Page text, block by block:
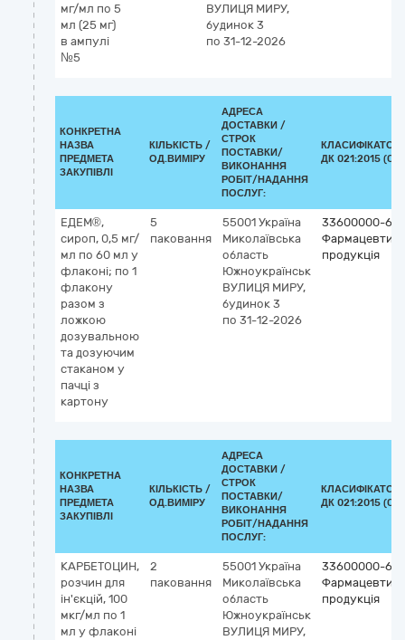
мг/мл по 5
мл (25 мг)
в ампулі
№5
ВУЛИЦЯ МИРУ,
будинок 3
по 31-12-2026
КОНКРЕТНА
НАЗВА
ПРЕДМЕТА
ЗАКУПІВЛІ
КІЛЬКІСТЬ /
ОД.ВИМІРУ
АДРЕСА
ДОСТАВКИ /
СТРОК
ПОСТАВКИ/
ВИКОНАННЯ
РОБІТ/НАДАННЯ
ПОСЛУГ:
КЛАСИФІКАТОР
ДК 021:2015
ЕДЕМ®,
сироп, 0,5 мг/
мл по 60 мл у
флаконі; по 1
флакону
разом з
ложкою
дозувальною
та дозуючим
стаканом у
пачці з
картону
5
паковання
55001 Україна
Миколаївська
область
Южноукраїнськ
ВУЛИЦЯ МИРУ,
будинок 3
по 31-12-2026
33600000-6
продукція
КОНКРЕТНА
НАЗВА
ПРЕДМЕТА
ЗАКУПІВЛІ
КІЛЬКІСТЬ /
ОД.ВИМІРУ
АДРЕСА
ДОСТАВКИ /
СТРОК
ПОСТАВКИ/
ВИКОНАННЯ
РОБІТ/НАДАННЯ
ПОСЛУГ:
КЛАСИФІКАТОР
ДК 021:2015
КАРБЕТОЦИН,
розчин для
ін'єкцій, 100
мкг/мл по 1
мл у флаконі
2
паковання
55001 Україна
Миколаївська
область
Южноукраїнськ
ВУЛИЦЯ МИРУ,
33600000-6
продукція